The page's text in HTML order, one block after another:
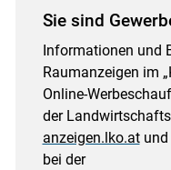
Sie sind
Informationen und
Raumanzeigen im
Online-
der
anzeigen.lko.atund
bei der